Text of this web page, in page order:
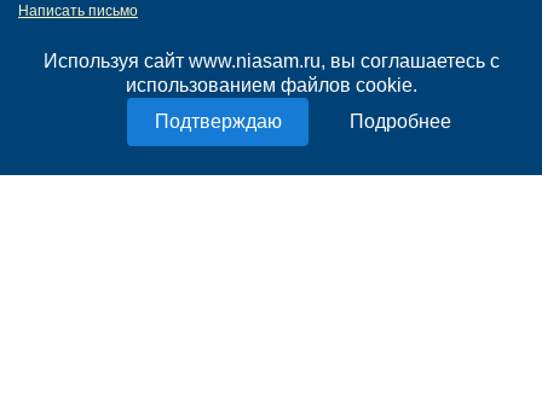
Используя сайт www.niasam.ru, вы соглашаетесь с
использованием файлов cookie.
Подробнее
Написать письмо
Нашли ошибку?
Политика конфиденциальности